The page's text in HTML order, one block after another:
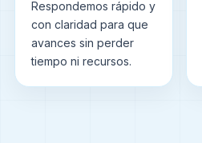
Respondemos rápido y
con claridad para que
avances sin perder
tiempo ni recursos.